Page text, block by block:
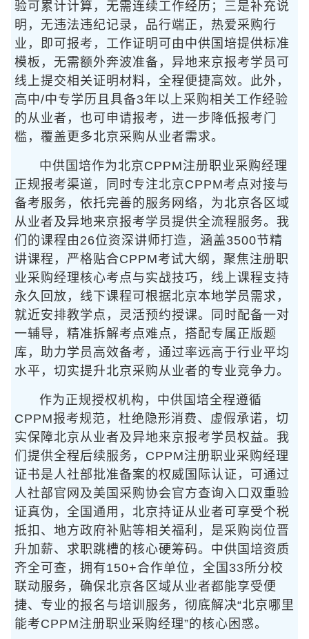
验可累计计算，无需连续工作经历；三是补充说
明，无违法违纪记录，品行端正，热爱采购行
业，即可报考，工作证明可由中供国培提供标准
模板，无需额外奔波准备，异地来京报考学员可
线上提交相关证明材料，全程便捷高效。此外，
高中/中专学历且具备3年以上采购相关工作经验
的从业者，也可申请报考，进一步降低报考门
槛，覆盖更多北京采购从业者需求。
中供国培作为北京CPPM注册职业采购经理
正规报考渠道，同时专注北京CPPM考点对接与
备考服务，依托完善的服务网络，为北京各区域
从业者及异地来京报考学员提供全流程服务。我
们的课程由26位资深讲师打造，涵盖3500节精
讲课程，严格贴合CPPM考试大纲，聚焦注册职
业采购经理核心考点与实战技巧，线上课程支持
永久回放，线下课程可根据北京本地学员需求，
就近安排教学点，灵活预约授课。同时配备一对
一辅导，精准拆解考点难点，搭配专属正版题
库，助力学员高效备考，通过率远高于行业平均
水平，切实提升北京采购从业者的专业竞争力。
作为正规授权机构，中供国培全程遵循
CPPM报考规范，杜绝隐形消费、虚假承诺，切
实保障北京从业者及异地来京报考学员权益。我
们提供全程后续服务，CPPM注册职业采购经理
证书是人社部批准备案的权威国际认证，可通过
人社部官网及美国采购协会官方查询入口双重验
证真伪，全国通用，北京持证从业者可享受个税
抵扣、地方政府补贴等相关福利，是采购岗位晋
升加薪、求职跳槽的核心硬筹码。中供国培资质
齐全可查，拥有150+合作单位，全国33所分校
联动服务，确保北京各区域从业者都能享受便
捷、专业的报名与培训服务，彻底解决“北京哪里
能考CPPM注册职业采购经理”的核心困惑。